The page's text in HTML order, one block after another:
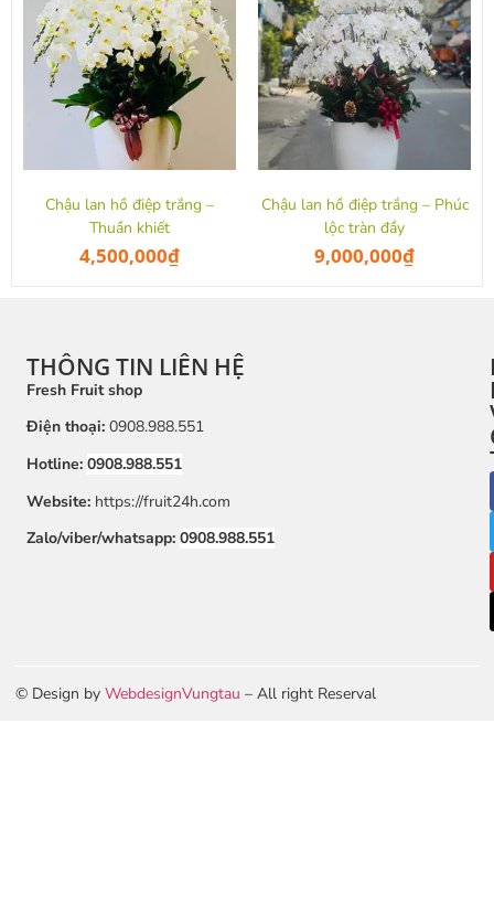
Chậu lan hồ điệp trắng –
Thuần khiết
4,500,000₫
Chậu lan hồ điệp trắng – Phúc
lộc tràn đầy
9,000,000₫
THÔNG TIN LIÊN HỆ
Fresh Fruit shop
Điện thoại: 0908.988.551
Hotline: 0908.988.551
Website: https://fruit24h.com
Zalo/viber/whatsapp: 0908.988.551
© Design by WebdesignVungtau – All right Reserval